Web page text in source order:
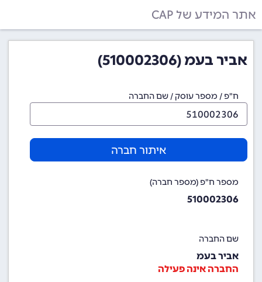
אתר המידע של CAP
אביר בעמ (510002306)
ח"פ / מספר עוסק / שם החברה
איתור חברה
מספר ח"פ (מספר חברה)
510002306
שם החברה
אביר בעמ
החברה אינה פעילה